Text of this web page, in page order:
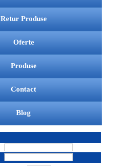
Retur Produse
Oferte
Produse
Contact
Blog